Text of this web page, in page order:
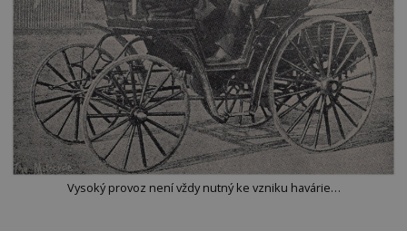
Vysoký provoz není vždy nutný ke vzniku havárie…